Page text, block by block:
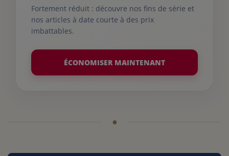
Fortement réduit : découvre nos fins de série et
nos articles à date courte à des prix
imbattables.
ÉCONOMISER MAINTENANT